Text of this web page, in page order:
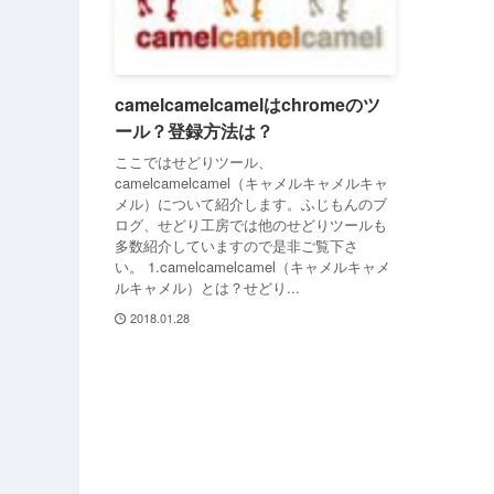
camelcamelcamelはchromeのツ
ール？登録方法は？
ここではせどりツール、
camelcamelcamel（キャメルキャメルキャ
メル）について紹介します。ふじもんのブ
ログ、せどり工房では他のせどりツールも
多数紹介していますので是非ご覧下さ
い。 1.camelcamelcamel（キャメルキャメ
ルキャメル）とは？せどり...
2018.01.28